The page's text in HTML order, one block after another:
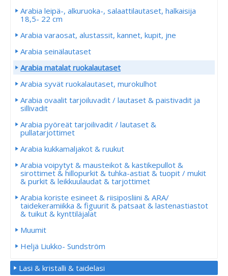
Arabia leipä-, alkuruoka-, salaattilautaset, halkaisija
18,5- 22 cm
Arabia varaosat, alustassit, kannet, kupit, jne
Arabia seinälautaset
Arabia matalat ruokalautaset
Arabia syvät ruokalautaset, murokulhot
Arabia ovaalit tarjoiluvadit / lautaset & paistivadit ja
sillivadit
Arabia pyöreät tarjoilivadit / lautaset &
pullatarjottimet
Arabia kukkamaljakot & ruukut
Arabia voipytyt & mausteikot & kastikepullot &
sirottimet & hillopurkit & tuhka-astiat & tuopit / mukit
& purkit & leikkuulaudat & tarjottimet
Arabia koriste esineet & riisiposliini & ARA/
taidekeramiikka & figuurit & patsaat & lastenastiastot
& tuikut & kynttiläjalat
Muumit
Heljä Liukko- Sundström
Lasi & kristalli & taidelasi